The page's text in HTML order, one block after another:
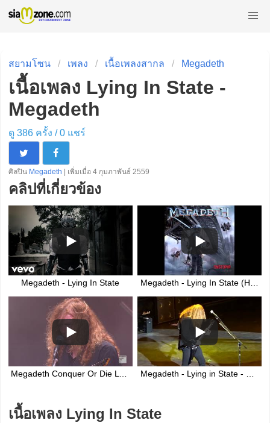
สยามโซน เพลง เนื้อเพลงสากล Megadeth
เนื้อเพลง Lying In State -
Megadeth
ดู 386 ครั้ง /0แชร์
ศิลปิน Megadeth | เพิ่มเมื่อ 4 กุมภาพันธ์ 2559
คลิปที่เกี่ยวข้อง
Megadeth - Lying In State Megadeth - Lying In State (HD)
Megadeth Conquer Or Die Lying In State Live Wacke Open 2017 Megadeth - Lying in State - Live 2017
เนื้อเพลง Lying In State